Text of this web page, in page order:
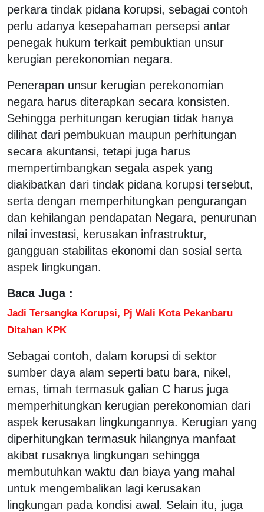
perkara tindak pidana korupsi, sebagai contoh
perlu adanya kesepahaman persepsi antar
penegak hukum terkait pembuktian unsur
kerugian perekonomian negara.
Penerapan unsur kerugian perekonomian
negara harus diterapkan secara konsisten.
Sehingga perhitungan kerugian tidak hanya
dilihat dari pembukuan maupun perhitungan
secara akuntansi, tetapi juga harus
mempertimbangkan segala aspek yang
diakibatkan dari tindak pidana korupsi tersebut,
serta dengan memperhitungkan pengurangan
dan kehilangan pendapatan Negara, penurunan
nilai investasi, kerusakan infrastruktur,
gangguan stabilitas ekonomi dan sosial serta
aspek lingkungan.
Baca Juga :
Jadi Tersangka Korupsi, Pj Wali Kota Pekanbaru
Ditahan KPK
Sebagai contoh, dalam korupsi di sektor
sumber daya alam seperti batu bara, nikel,
emas, timah termasuk galian C harus juga
memperhitungkan kerugian perekonomian dari
aspek kerusakan lingkungannya. Kerugian yang
diperhitungkan termasuk hilangnya manfaat
akibat rusaknya lingkungan sehingga
membutuhkan waktu dan biaya yang mahal
untuk mengembalikan lagi kerusakan
lingkungan pada kondisi awal. Selain itu, juga